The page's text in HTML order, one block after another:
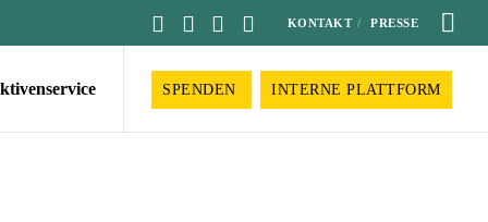
KONTAKT PRESSE
SPENDEN INTERNE PLATTFORM